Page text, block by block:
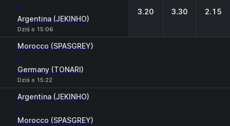
-
Argentina (JEKINHO)
Dziś o 15:06
3.20 3.30 2.15
Morocco (SPASGREY)
-
Germany (TONARI)
Dziś o 15:22
Argentina (JEKINHO)
-
Morocco (SPASGREY)